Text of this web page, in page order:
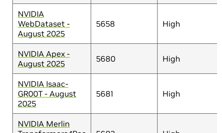
NVIDIA
WebDataset -
August 2025
5658 High
NVIDIA Apex -
August 2025
5680 High
NVIDIA Isaac-
GR00T - August
2025
5681 High
NVIDIA Merlin